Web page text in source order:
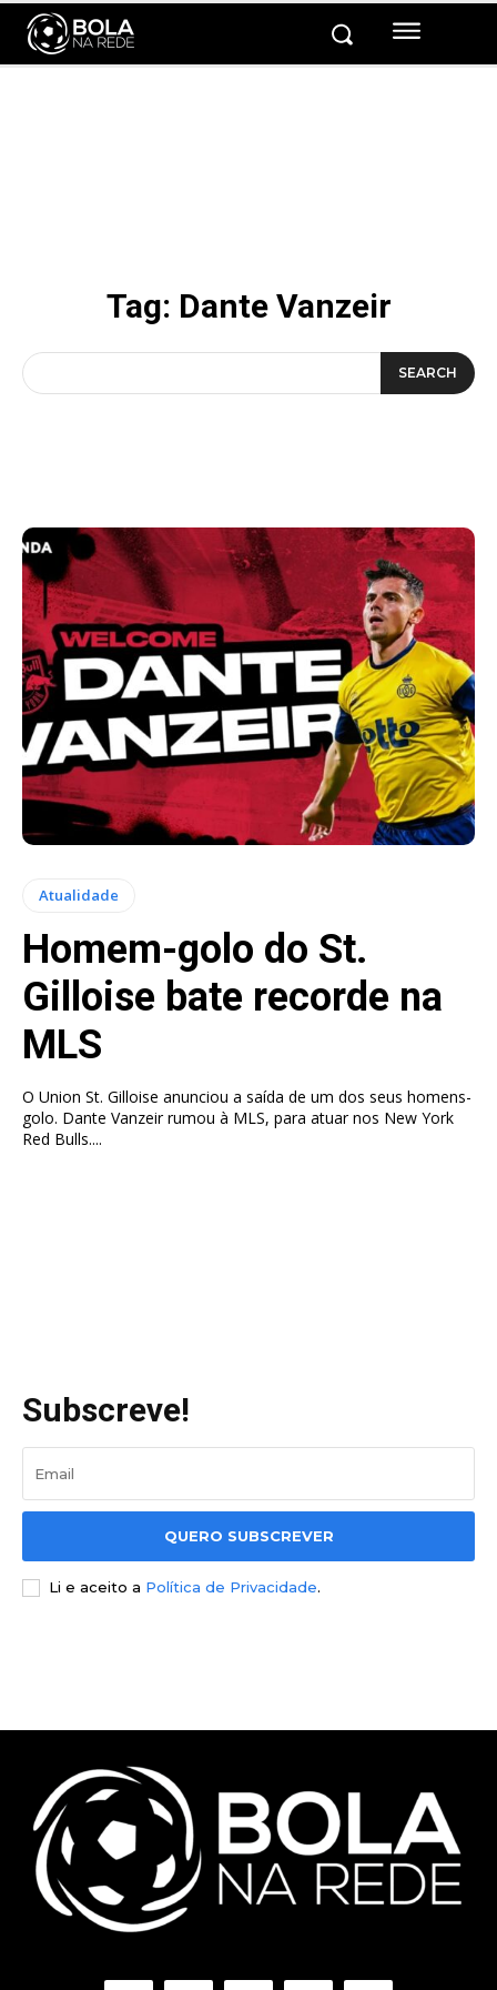
Tag: Dante Vanzeir
SEARCH
Atualidade
Homem-golo do St.
Gilloise bate recorde na
MLS
O Union St. Gilloise anunciou a saída de um dos seus homens-
golo. Dante Vanzeir rumou à MLS, para atuar nos New York
Red Bulls....
Subscreve!
QUERO SUBSCREVER
Li e aceito a Política de Privacidade.